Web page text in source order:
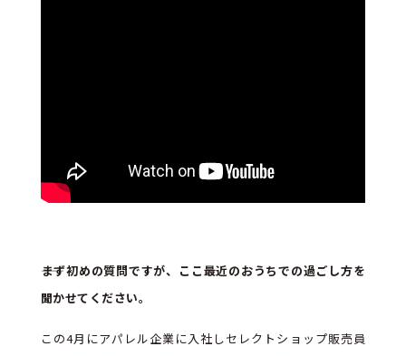
――まず初めの質問ですが、ここ最近のおうちでの過ごし方を
聞かせてください。
この4月にアパレル企業に入社しセレクトショップ販売員